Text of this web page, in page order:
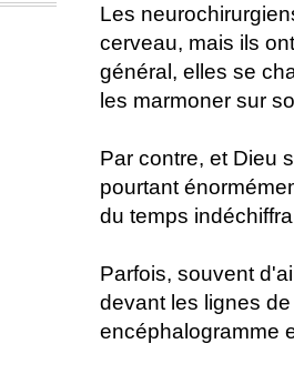
Les
cerveau, mais ils
général, elles se
les marmoner sur
Par contre, et Dieu
pourtant
du temps
Parfois, souvent
devant les lignes
encéphalogramme